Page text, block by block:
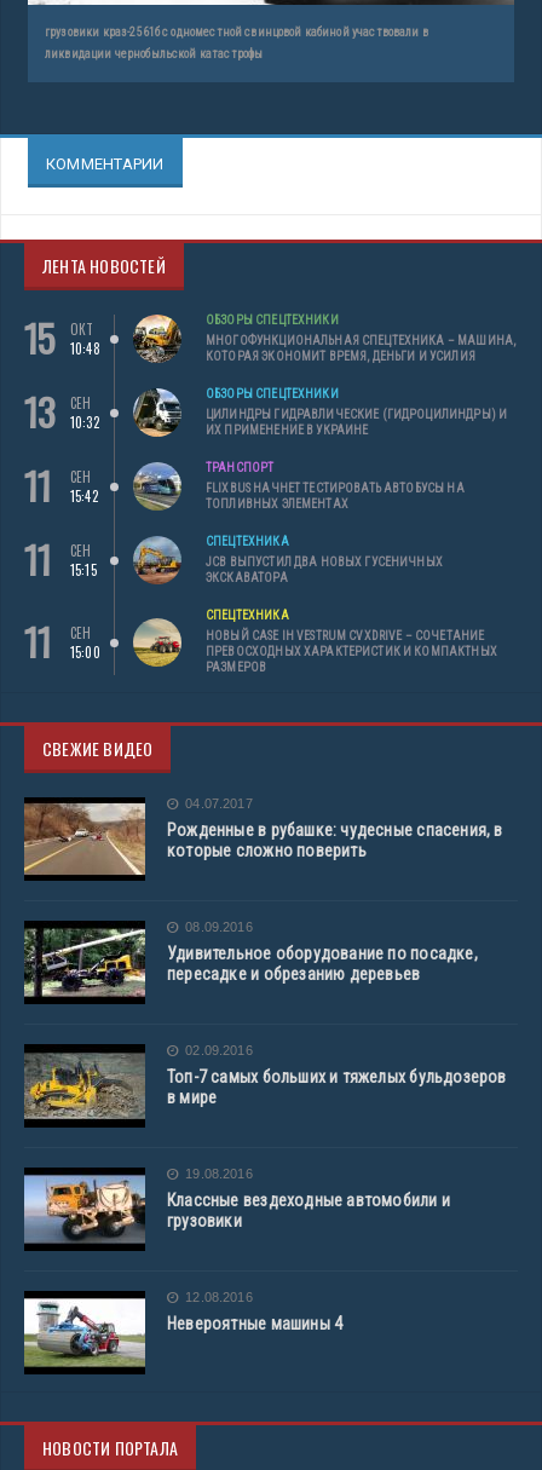
грузовики краз-2561б с одноместной свинцовой кабиной участвовали в
ликвидации чернобыльской катастрофы
КОММЕНТАРИИ
ЛЕНТА НОВОСТЕЙ
15
ОКТ
10:48
ОБЗОРЫ СПЕЦТЕХНИКИ
МНОГОФУНКЦИОНАЛЬНАЯ СПЕЦТЕХНИКА – МАШИНА,
КОТОРАЯ ЭКОНОМИТ ВРЕМЯ, ДЕНЬГИ И УСИЛИЯ
13
СЕН
10:32
ОБЗОРЫ СПЕЦТЕХНИКИ
ЦИЛИНДРЫ ГИДРАВЛИЧЕСКИЕ (ГИДРОЦИЛИНДРЫ) И
ИХ ПРИМЕНЕНИЕ В УКРАИНЕ
11
СЕН
15:42
ТРАНСПОРТ
FLIXBUS НАЧНЕТ ТЕСТИРОВАТЬ АВТОБУСЫ НА
ТОПЛИВНЫХ ЭЛЕМЕНТАХ
11
СЕН
15:15
СПЕЦТЕХНИКА
JCB ВЫПУСТИЛ ДВА НОВЫХ ГУСЕНИЧНЫХ
ЭКСКАВАТОРА
11
СЕН
15:00
СПЕЦТЕХНИКА
НОВЫЙ CASE IH VESTRUM CVXDRIVE – СОЧЕТАНИЕ
ПРЕВОСХОДНЫХ ХАРАКТЕРИСТИК И КОМПАКТНЫХ
РАЗМЕРОВ
СВЕЖИЕ ВИДЕО
04.07.2017
Рожденные в рубашке: чудесные спасения, в
которые сложно поверить
08.09.2016
Удивительное оборудование по посадке,
пересадке и обрезанию деревьев
02.09.2016
Топ-7 самых больших и тяжелых бульдозеров
в мире
19.08.2016
Классные вездеходные автомобили и
грузовики
12.08.2016
Невероятные машины 4
НОВОСТИ ПОРТАЛА